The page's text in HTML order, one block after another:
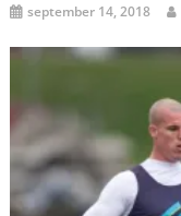
september 14, 2018